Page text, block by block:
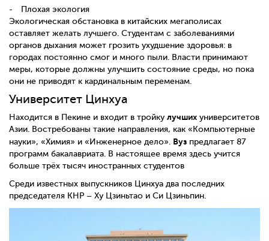
Плохая экология
Экологическая обстановка в китайских мегаполисах
оставляет желать лучшего. Студентам с заболеваниями
органов дыхания может грозить ухудшение здоровья: в
городах постоянно смог и много пыли. Власти принимают
меры, которые должны улучшить состояние среды, но пока
они не приводят к кардинальным переменам.
Университет Цинхуа
Находится в Пекине и входит в тройку лучших университетов
Азии. Востребованы такие направления, как «Компьютерные
науки», «Химия» и «Инженерное дело». Вуз предлагает 87
программ бакалавриата. В настоящее время здесь учится
больше трёх тысяч иностранных студентов
Среди известных выпускников Цинхуа два последних
председателя КНР – Ху Цзиньтао и Си Цзиньпин.